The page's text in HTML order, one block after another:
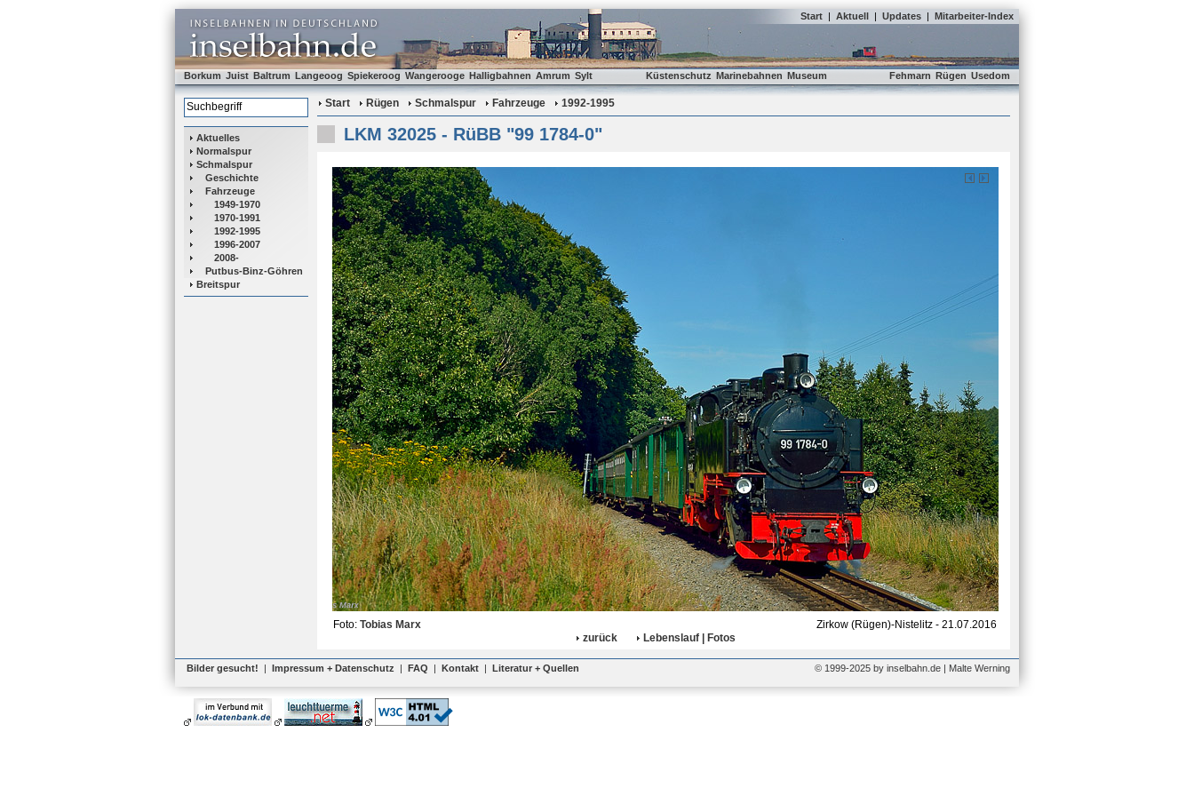
Start | Aktuell | Updates | Mitarbeiter-Index
Borkum Juist Baltrum Langeoog Spiekeroog Wangerooge Halligbahnen Amrum Sylt Küstenschutz Marinebahnen Museum Fehmarn Rügen Usedom
Aktuelles
Normalspur
Schmalspur
Geschichte
Fahrzeuge
1949-1970
1970-1991
1992-1995
1996-2007
2008-
Putbus-Binz-Göhren
Breitspur
Start Rügen Schmalspur Fahrzeuge 1992-1995
LKM 32025 - RüBB "99 1784-0"
Foto: Tobias Marx
Zirkow (Rügen)-Nistelitz - 21.07.2016
zurück
Lebenslauf | Fotos
Bilder gesucht! | Impressum + Datenschutz | FAQ | Kontakt | Literatur + Quellen © 1999-2025 by inselbahn.de | Malte Werning